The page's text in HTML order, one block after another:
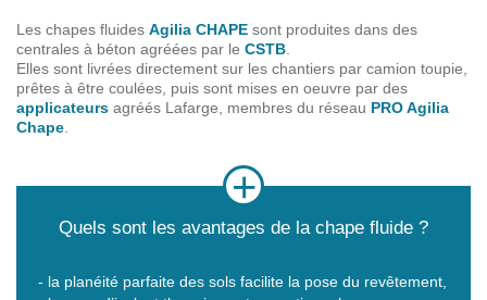
Les chapes fluides Agilia CHAPE sont produites dans des
centrales à béton agréées par le CSTB.
Elles sont livrées directement sur les chantiers par camion toupie,
prêtes à être coulées, puis sont mises en oeuvre par des
applicateurs agréés Lafarge, membres du réseau PRO Agilia
Chape.
Quels sont les avantages de la chape fluide ?
- la planéité parfaite des sols facilite la pose du revêtement,